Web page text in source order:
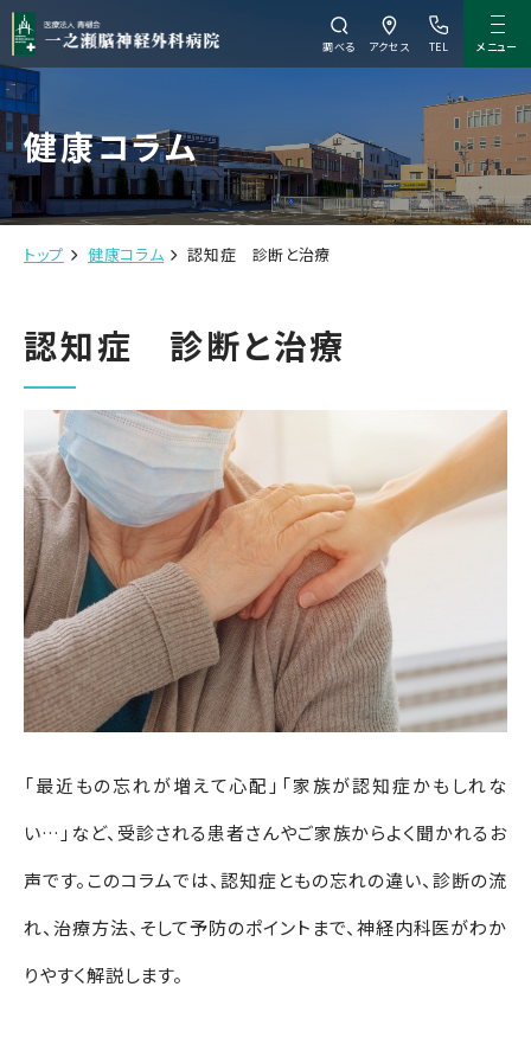
調べる アクセス TEL メニュー
健康コラム
トップ 健康コラム 認知症 診断と治療
認知症 診断と治療
「最近もの忘れが増えて心配」「家族が認知症かもしれな
い…」など、受診される患者さんやご家族からよく聞かれるお
声です。このコラムでは、認知症ともの忘れの違い、診断の流
れ、治療方法、そして予防のポイントまで、神経内科医がわか
りやすく解説します。